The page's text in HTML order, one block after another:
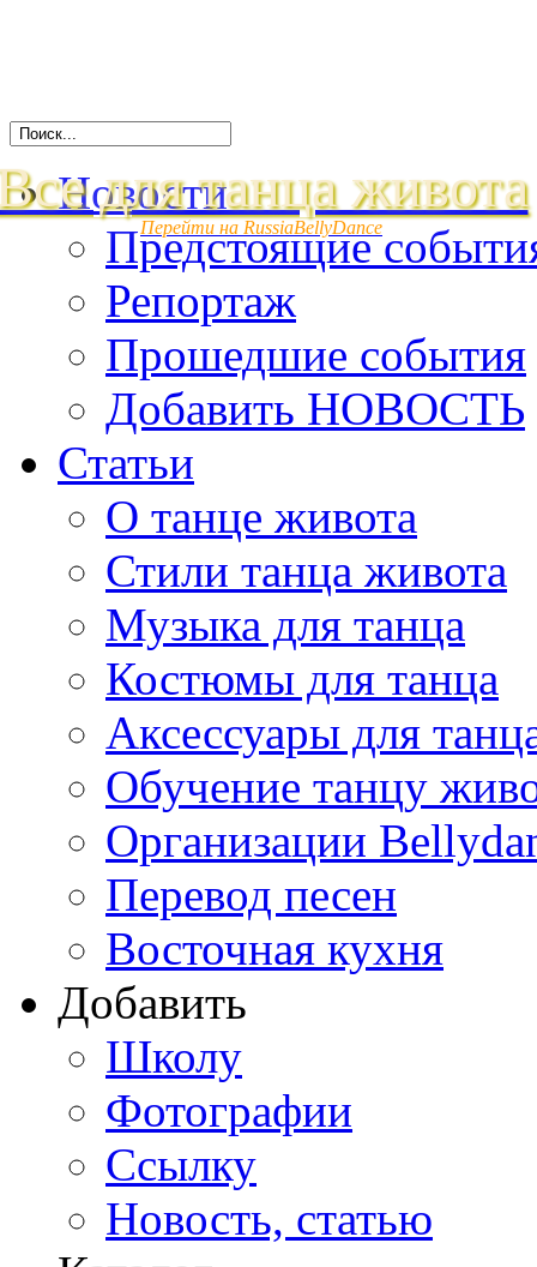
для танца живота
Перейти на RussiaBellyDance
Новости
Предстоящие
Репортаж
Прошедшие события
Добавить НОВОСТЬ
Статьи
О танце живота
Стили танца живота
Музыка для танца
Костюмы для танца
Аксессуары для
Обучение танцу
Организации
Перевод песен
Восточная кухня
Добавить
Школу
Фотографии
Ссылку
Новость, статью